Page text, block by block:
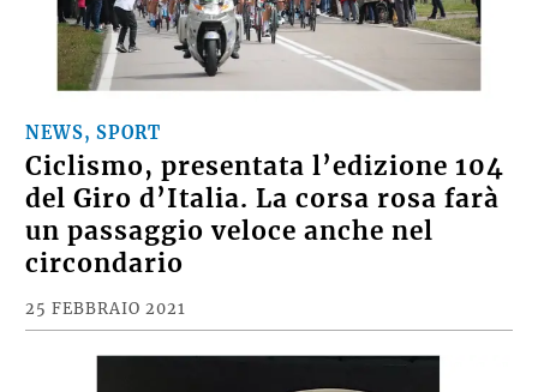
NEWS, SPORT
Ciclismo, presentata l’edizione 104
del Giro d’Italia. La corsa rosa farà
un passaggio veloce anche nel
circondario
25 FEBBRAIO 2021